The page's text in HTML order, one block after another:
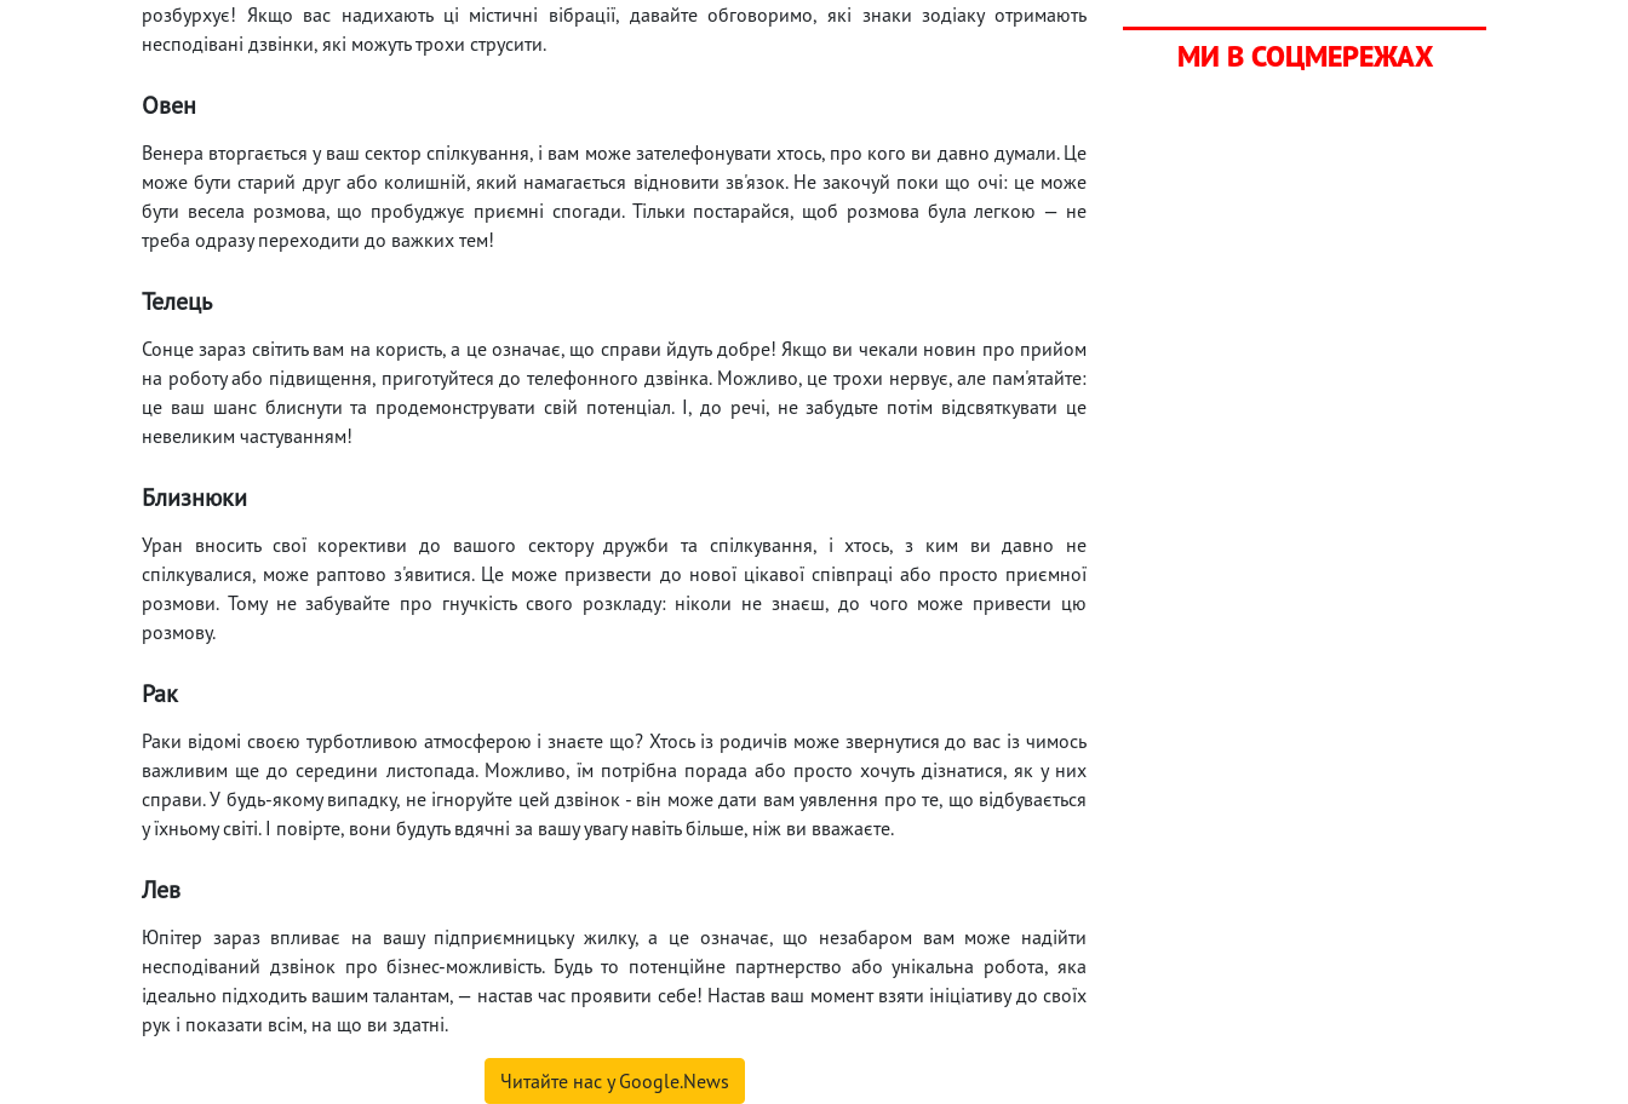
розбурхує! Якщо вас надихають ці містичні вібрації, давайте обговоримо, які знаки зодіаку отримають
несподівані дзвінки, які можуть трохи струсити.
Овен
Венера вторгається у ваш сектор спілкування, і вам може зателефонувати хтось, про кого ви давно думали. Це
може бути старий друг або колишній, який намагається відновити зв'язок. Не закочуй поки що очі: це може
бути весела розмова, що пробуджує приємні спогади. Тільки постарайся, щоб розмова була легкою — не
треба одразу переходити до важких тем!
Телець
Сонце зараз світить вам на користь, а це означає, що справи йдуть добре! Якщо ви чекали новин про прийом
на роботу або підвищення, приготуйтеся до телефонного дзвінка. Можливо, це трохи нервує, але пам'ятайте:
це ваш шанс блиснути та продемонструвати свій потенціал. І, до речі, не забудьте потім відсвяткувати це
невеликим частуванням!
Близнюки
Уран вносить свої корективи до вашого сектору дружби та спілкування, і хтось, з ким ви давно не
спілкувалися, може раптово з'явитися. Це може призвести до нової цікавої співпраці або просто приємної
розмови. Тому не забувайте про гнучкість свого розкладу: ніколи не знаєш, до чого може привести цю
розмову.
Рак
Раки відомі своєю турботливою атмосферою і знаєте що? Хтось із родичів може звернутися до вас із чимось
важливим ще до середини листопада. Можливо, їм потрібна порада або просто хочуть дізнатися, як у них
справи. У будь-якому випадку, не ігноруйте цей дзвінок - він може дати вам уявлення про те, що відбувається
у їхньому світі. І повірте, вони будуть вдячні за вашу увагу навіть більше, ніж ви вважаєте.
Лев
Юпітер зараз впливає на вашу підприємницьку жилку, а це означає, що незабаром вам може надійти
несподіваний дзвінок про бізнес-можливість. Будь то потенційне партнерство або унікальна робота, яка
ідеально підходить вашим талантам, — настав час проявити себе! Настав ваш момент взяти ініціативу до своїх
рук і показати всім, на що ви здатні.
Читайте нас у Google.News
МИ В СОЦМЕРЕЖАХ